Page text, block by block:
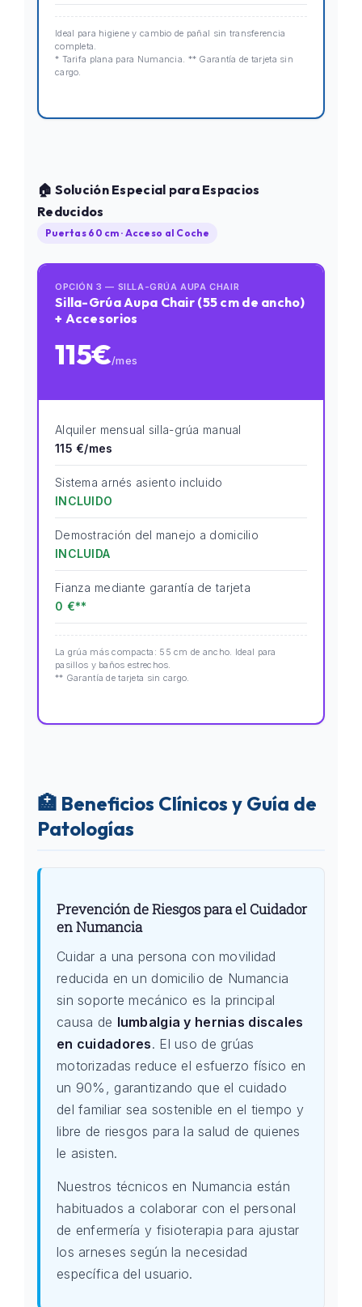
Ideal para higiene y cambio de pañal sin transferencia
completa.
* Tarifa plana para Numancia. ** Garantía de tarjeta sin
cargo.
🏠 Solución Especial para Espacios
Reducidos
Puertas 60 cm · Acceso al Coche
OPCIÓN 3 — SILLA-GRÚA AUPA CHAIR
Silla-Grúa Aupa Chair (55 cm de ancho)
+ Accesorios
115€/mes
Alquiler mensual silla-grúa manual
115 €/mes
Sistema arnés asiento incluido
INCLUIDO
Demostración del manejo a domicilio
INCLUIDA
Fianza mediante garantía de tarjeta
0 €**
La grúa más compacta: 55 cm de ancho. Ideal para
pasillos y baños estrechos.
** Garantía de tarjeta sin cargo.
🏥 Beneficios Clínicos y Guía de
Patologías
Prevención de Riesgos para el Cuidador
en Numancia
Cuidar a una persona con movilidad
reducida en un domicilio de Numancia
sin soporte mecánico es la principal
causa de lumbalgia y hernias discales
en cuidadores. El uso de grúas
motorizadas reduce el esfuerzo físico en
un 90%, garantizando que el cuidado
del familiar sea sostenible en el tiempo y
libre de riesgos para la salud de quienes
le asisten.
Nuestros técnicos en Numancia están
habituados a colaborar con el personal
de enfermería y fisioterapia para ajustar
los arneses según la necesidad
específica del usuario.